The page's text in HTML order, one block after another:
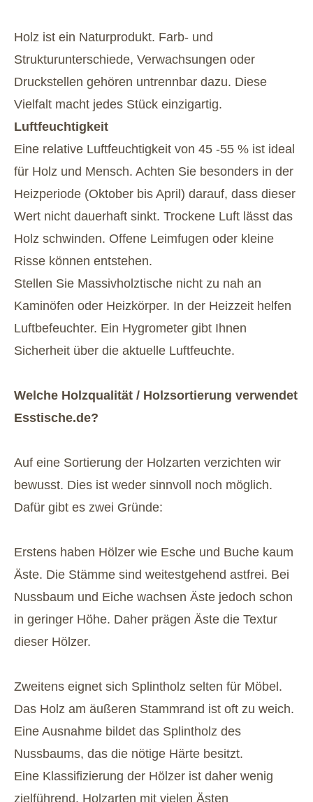
Holz ist ein Naturprodukt. Farb- und
Strukturunterschiede, Verwachsungen oder
Druckstellen gehören untrennbar dazu. Diese
Vielfalt macht jedes Stück einzigartig.
Luftfeuchtigkeit
Eine relative Luftfeuchtigkeit von 45 -55 % ist ideal
für Holz und Mensch. Achten Sie besonders in der
Heizperiode (Oktober bis April) darauf, dass dieser
Wert nicht dauerhaft sinkt. Trockene Luft lässt das
Holz schwinden. Offene Leimfugen oder kleine
Risse können entstehen.
Stellen Sie Massivholztische nicht zu nah an
Kaminöfen oder Heizkörper. In der Heizzeit helfen
Luftbefeuchter. Ein Hygrometer gibt Ihnen
Sicherheit über die aktuelle Luftfeuchte.
Welche Holzqualität / Holzsortierung verwendet
Esstische.de?
Auf eine Sortierung der Holzarten verzichten wir
bewusst. Dies ist weder sinnvoll noch möglich.
Dafür gibt es zwei Gründe:
Erstens haben Hölzer wie Esche und Buche kaum
Äste. Die Stämme sind weitestgehend astfrei. Bei
Nussbaum und Eiche wachsen Äste jedoch schon
in geringer Höhe. Daher prägen Äste die Textur
dieser Hölzer.
Zweitens eignet sich Splintholz selten für Möbel.
Das Holz am äußeren Stammrand ist oft zu weich.
Eine Ausnahme bildet das Splintholz des
Nussbaums, das die nötige Härte besitzt.
Eine Klassifizierung der Hölzer ist daher wenig
zielführend. Holzarten mit vielen Ästen